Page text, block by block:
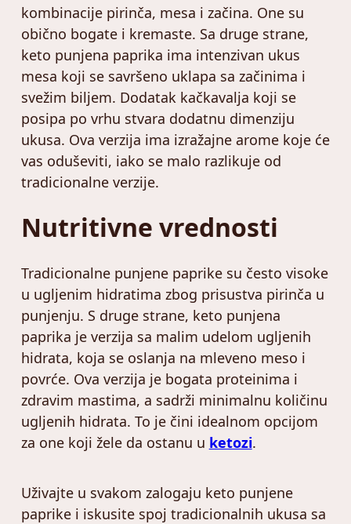
kombinacije pirinča, mesa i začina. One su
obično bogate i kremaste. Sa druge strane,
keto punjena paprika ima intenzivan ukus
mesa koji se savršeno uklapa sa začinima i
svežim biljem. Dodatak kačkavalja koji se
posipa po vrhu stvara dodatnu dimenziju
ukusa. Ova verzija ima izražajne arome koje će
vas oduševiti, iako se malo razlikuje od
tradicionalne verzije.
Nutritivne vrednosti
Tradicionalne punjene paprike su često visoke
u ugljenim hidratima zbog prisustva pirinča u
punjenju. S druge strane, keto punjena
paprika je verzija sa malim udelom ugljenih
hidrata, koja se oslanja na mleveno meso i
povrće. Ova verzija je bogata proteinima i
zdravim mastima, a sadrži minimalnu količinu
ugljenih hidrata. To je čini idealnom opcijom
za one koji žele da ostanu u ketozi.
Uživajte u svakom zalogaju keto punjene
paprike i iskusite spoj tradicionalnih ukusa sa